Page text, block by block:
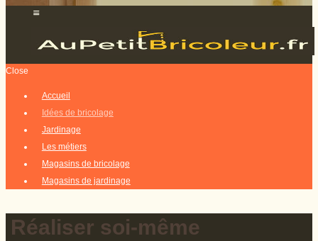
Close
Accueil
Idées de bricolage
Jardinage
Les métiers
Magasins de bricolage
Magasins de jardinage
Réaliser soi-même